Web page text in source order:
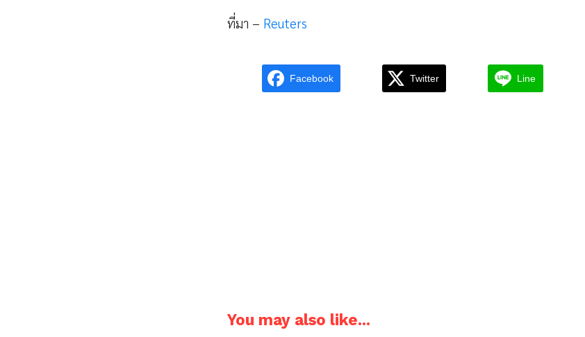
ที่มา – Reuters
Facebook Twitter Line
You may also like...